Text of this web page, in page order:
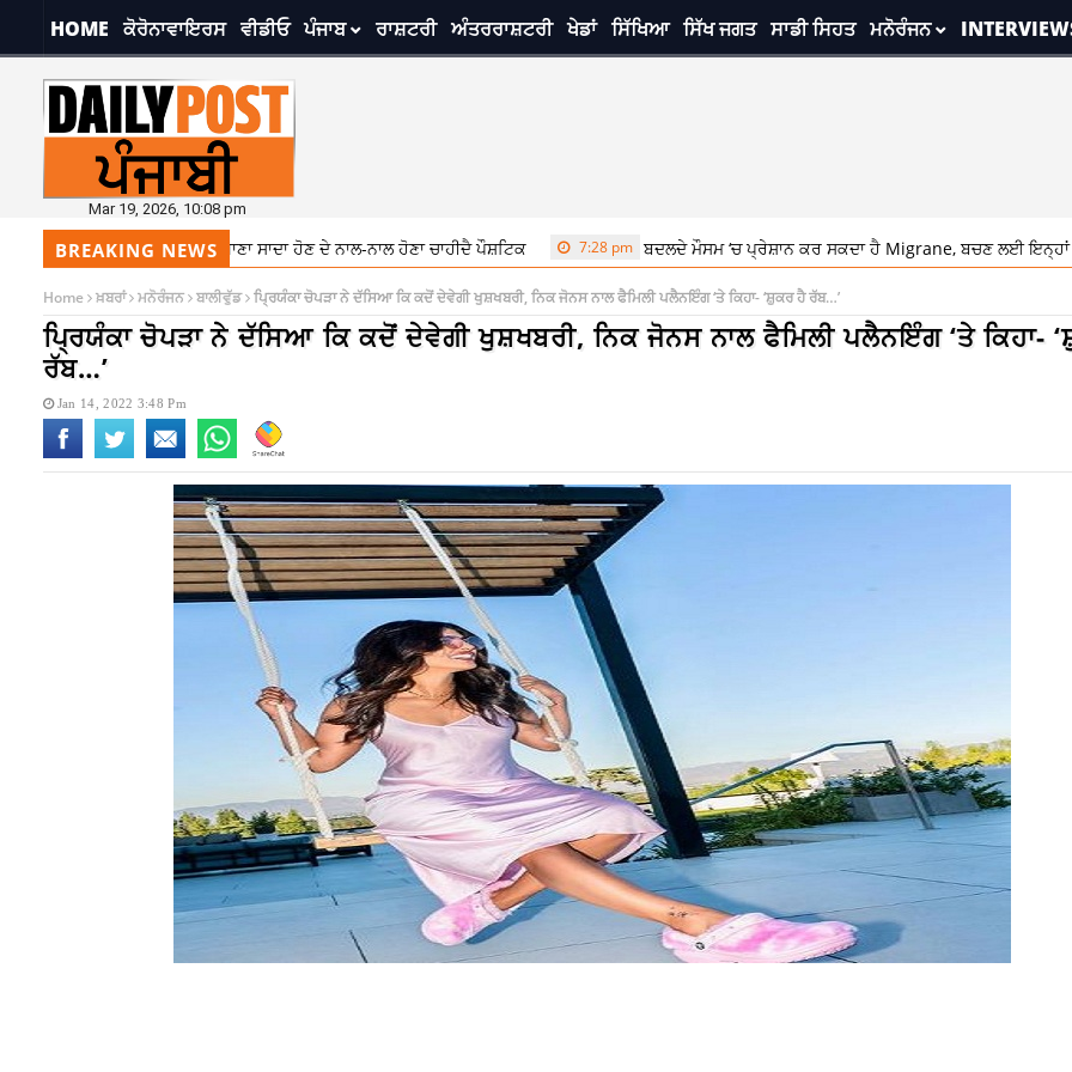
HOME ਕੋਰੋਨਾਵਾਇਰਸ ਵੀਡੀਓ ਪੰਜਾਬ ਰਾਸ਼ਟਰੀ ਅੰਤਰਰਾਸ਼ਟਰੀ ਖੇਡਾਂ ਸਿੱਖਿਆ ਸਿੱਖ ਜਗਤ ਸਾਡੀ ਸਿਹਤ ਮਨੋਰੰਜਨ
Mar 19, 2026, 10:08 pm
BREAKING NEWS
ਡਾਇਟ ਦਾ ਧਿਆਨ, ਖਾਣਾ ਸਾਦਾ ਹੋਣ ਦੇ ਨਾਲ-ਨਾਲ ਹੋਣਾ ਚਾਹੀਦੈ ਪੌਸ਼ਟਿਕ 7:28 pm ਬਦਲਦੇ ਮੌਸਮ ‘ਚ ਪ੍ਰੇਸ਼ਾਨ ਕਰ ਸਕਦਾ ਹੈ Migrane, ਬਚਣ ਲਈ ਇਨ੍ਹਾਂ ਟਿਪਸ
Home ਖ਼ਬਰਾਂ ਮਨੋਰੰਜਨ ਬਾਲੀਵੁੱਡ ਪ੍ਰਿਯੰਕਾ ਚੋਪੜਾ ਨੇ ਦੱਸਿਆ ਕਿ ਕਦੋਂ ਦੇਵੇਗੀ ਖੁਸ਼ਖਬਰੀ, ਨਿਕ ਜੋਨਸ ਨਾਲ ਫੈਮਿਲੀ ਪਲੈਨਇੰਗ ‘ਤੇ ਕਿਹਾ- ‘ਸ਼ੁਕਰ ਹੈ ਰੱਬ…’
ਪ੍ਰਿਯੰਕਾ ਚੋਪੜਾ ਨੇ ਦੱਸਿਆ ਕਿ ਕਦੋਂ ਦੇਵੇਗੀ ਖੁਸ਼ਖਬਰੀ, ਨਿਕ ਜੋਨਸ ਨਾਲ ਫੈਮਿਲੀ ਪਲੈਨਇੰਗ ‘ਤੇ ਕਿਹਾ-
ਰੱਬ…’
Jan 14, 2022 3:48 Pm